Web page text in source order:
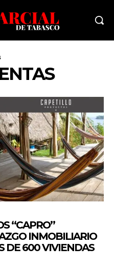
“CAPRO”
INMOBILIARIO
DE 600 VIVIENDAS